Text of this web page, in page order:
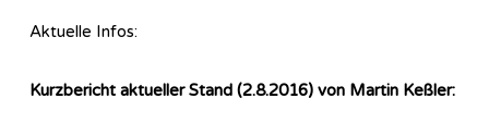
Aktuelle Infos:
Kurzbericht aktueller Stand (2.8.2016) von Martin Keßler: